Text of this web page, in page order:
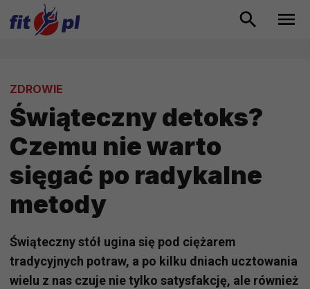
ZDROWIE
Świąteczny detoks?
Czemu nie warto
sięgać po radykalne
metody
Świąteczny stół ugina się pod ciężarem
tradycyjnych potraw, a po kilku dniach ucztowania
wielu z nas czuje nie tylko satysfakcję, ale również